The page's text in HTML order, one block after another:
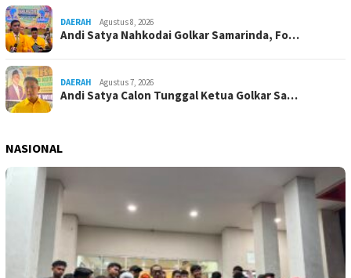
DAERAH Agustus 8, 2026
Andi Satya Nahkodai Golkar Samarinda, Fo…
DAERAH Agustus 7, 2026
Andi Satya Calon Tunggal Ketua Golkar Sa…
NASIONAL